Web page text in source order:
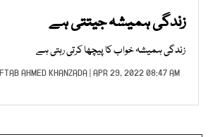
زندگی ہمیشہ جیتتی ہے
زندگی ہمیشہ خواب کا پیچھا کرتی رہتی ہے
AHMED KHANZADA| APR 29, 2022 08:47 AM |